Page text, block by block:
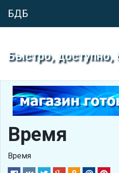
БДБ
Быстро, доступно,
Время
Время